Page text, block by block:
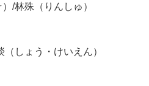
/林殊（りんしゅ）
（しょう・けいえん）